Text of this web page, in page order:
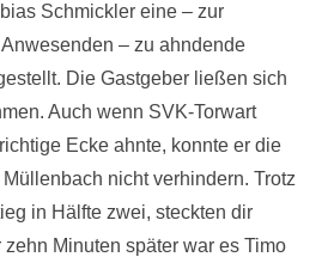
Schmickler eine – zur
– zu ahndende
Die Gastgeber ließen sich
Auch wenn SVK-Torwart
Ecke ahnte, konnte er die
nicht verhindern. Trotz
in Hälfte zwei, steckten dir
Minuten später war es Timo